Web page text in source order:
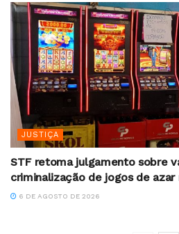
JUSTIÇA
STF retoma julgamento sobre
criminalização de jogos de azar
6 DE AGOSTO DE 2026